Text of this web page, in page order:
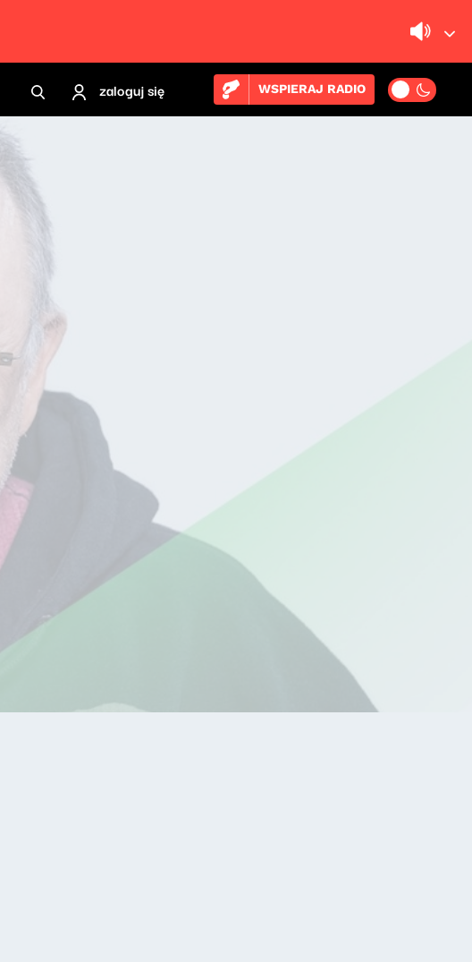
zaloguj się WSPIERAJ RADIO